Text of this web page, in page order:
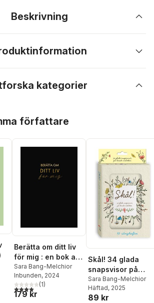
Beskrivning
kategorier
författare
antal röster:
Berätta om ditt liv
för mig : en bok att
ge bort och få
tillbaka (svart)
Sara Bang-Melchior
Inbunden, 2024
4,0utav 5 stjärnor. Totalt antal röster:
(1)
179 kr
Skål! 34 glada
snapsvisor på
kända melodier
Sara Bang-Melchior
Häftad, 2025
89 kr